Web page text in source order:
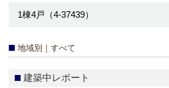
1棟4戸（4-37439）
地域別｜すべて
建築中レポート